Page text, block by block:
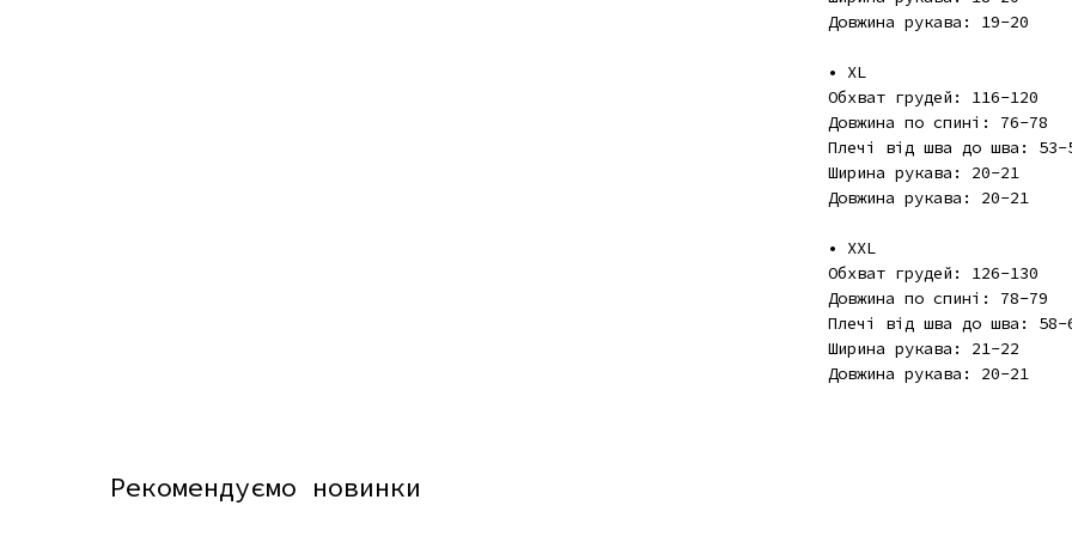
Довжина рукава: 19-20
• XL
Обхват грудей: 116-120
Довжина по спині: 76-78
Плечі від шва до шва: 53-
Ширина рукава: 20-21
Довжина рукава: 20-21
• XXL
Обхват грудей: 126-130
Довжина по спині: 78-79
Плечі від шва до шва: 58-
Ширина рукава: 21-22
Довжина рукава: 20-21
Рекомендуємо новинки